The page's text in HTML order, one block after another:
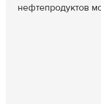
нефтепродуктов